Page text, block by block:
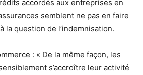
accordés aux entreprises en
semblent ne pas en faire
la question de l’indemnisation.
: « De la même façon, les
s’accroître leur activité